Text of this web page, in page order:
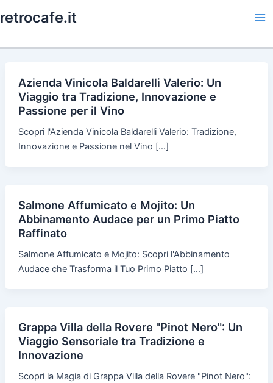
to
retrocafe.it
Azienda Vinicola Baldarelli Valerio: Un
Viaggio tra Tradizione, Innovazione e
Passione per il Vino
Scopri l'Azienda Vinicola Baldarelli Valerio: Tradizione,
Innovazione e Passione nel Vino […]
Salmone Affumicato e Mojito: Un
Abbinamento Audace per un Primo Piatto
Raffinato
Salmone Affumicato e Mojito: Scopri l'Abbinamento
Audace che Trasforma il Tuo Primo Piatto […]
Grappa Villa della Rovere "Pinot Nero": Un
Viaggio Sensoriale tra Tradizione e
Innovazione
Scopri la Magia di Grappa Villa della Rovere "Pinot Nero":